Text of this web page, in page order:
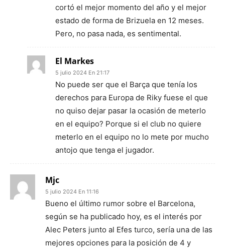
cortó el mejor momento del año y el mejor
estado de forma de Brizuela en 12 meses.
Pero, no pasa nada, es sentimental.
El Markes
5 julio 2024 En 21:17
No puede ser que el Barça que tenía los
derechos para Europa de Riky fuese el que
no quiso dejar pasar la ocasión de meterlo
en el equipo? Porque si el club no quiere
meterlo en el equipo no lo mete por mucho
antojo que tenga el jugador.
Mjc
5 julio 2024 En 11:16
Bueno el último rumor sobre el Barcelona,
según se ha publicado hoy, es el interés por
Alec Peters junto al Efes turco, sería una de las
mejores opciones para la posición de 4 y